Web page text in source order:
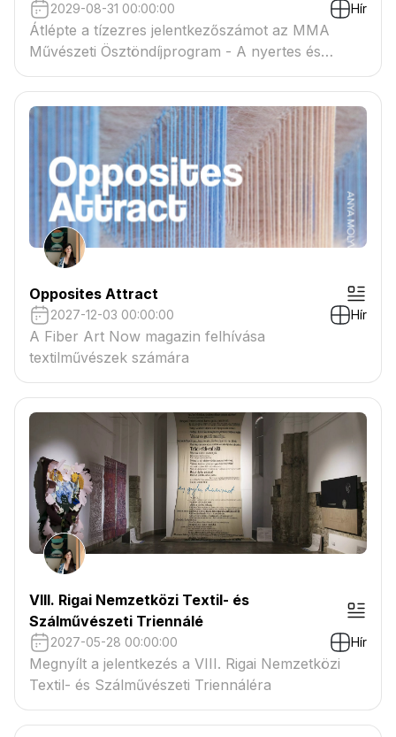
2029-08-31 00:00:00 Hír
Átlépte a tízezres jelentkezőszámot az MMA
Művészeti Ösztöndíjprogram - A nyertes és
tartaléklistás pályázók névsora megtekinthető a
csatolmányban
Opposites Attract
2027-12-03 00:00:00 Hír
A Fiber Art Now magazin felhívása
textilművészek számára
VIII. Rigai Nemzetközi Textil- és
Szálművészeti Triennálé
2027-05-28 00:00:00 Hír
Megnyílt a jelentkezés a VIII. Rigai Nemzetközi
Textil- és Szálművészeti Triennáléra